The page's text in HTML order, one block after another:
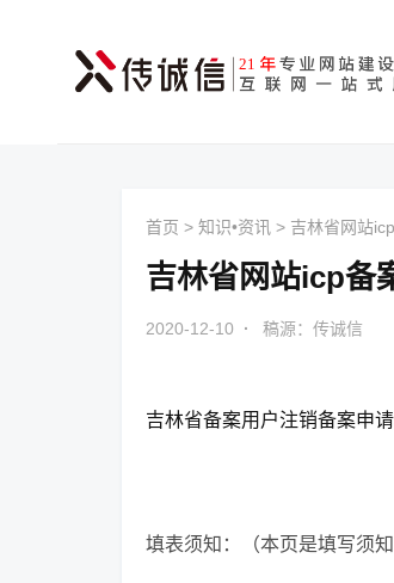
首页 > 知识•资讯 > 吉林省网站
吉林省网站icp备
2020-12-10 · 稿源：传诚信
吉林省备案用户注销备案申
填表须知：（本页是填写须